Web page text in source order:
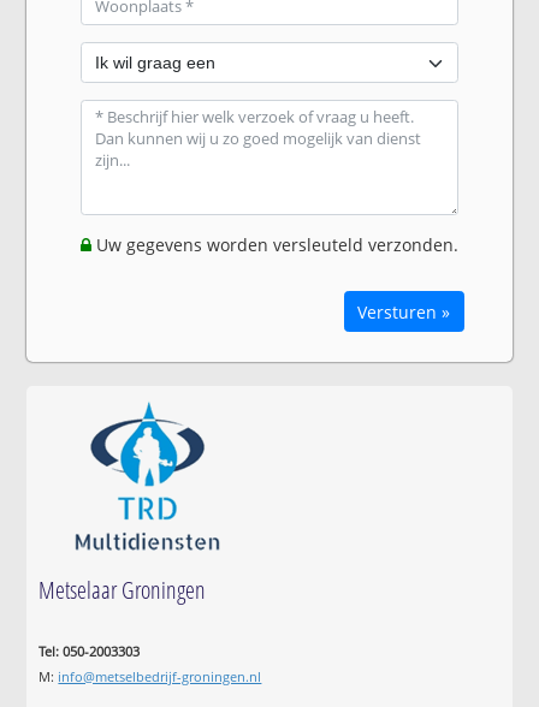
Uw gegevens worden versleuteld verzonden.
Versturen »
Metselaar Groningen
Tel: 050-2003303
M: info@metselbedrijf-groningen.nl